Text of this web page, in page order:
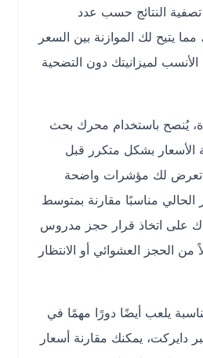
النتائج حسب عدد
لك الموازنة بين السعر
لميزانيتك دون التضحية
باستخدام محرك بحث
بشكل متكرر قبل
لك مؤشرات واضحة
مناسبًا مقارنة بمتوسط
اتخاذ قرار حجز مدروس
العشوائي أو الانتظار
يلعب أيضًا دورًا مهمًا في
يمكنك مقارنة أسعار